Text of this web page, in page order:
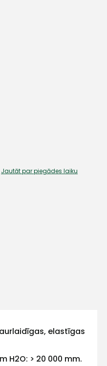
Jautāt par piegādes laiku
elastīgas
H2O: > 20 000 mm.